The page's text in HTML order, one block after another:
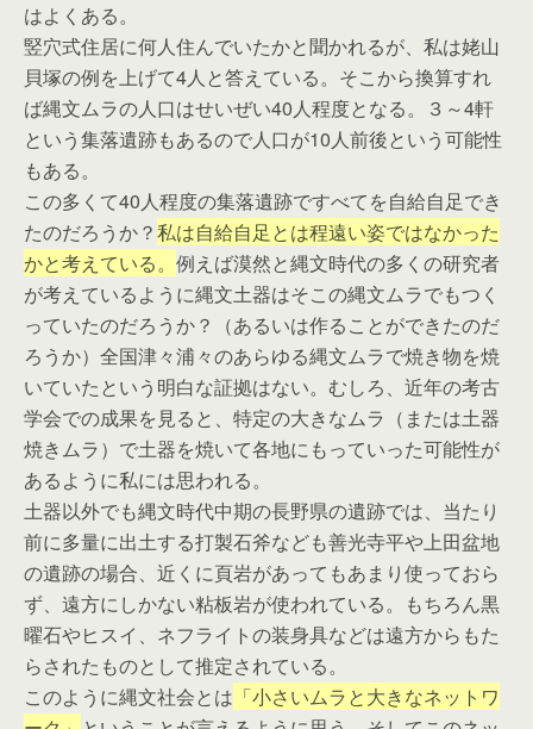
はよくある。
竪穴式住居に何人住んでいたかと聞かれるが、私は姥山
貝塚の例を上げて4人と答えている。そこから換算すれ
ば縄文ムラの人口はせいぜい40人程度となる。３～4軒
という集落遺跡もあるので人口が10人前後という可能性
もある。
この多くて40人程度の集落遺跡ですべてを自給自足でき
たのだろうか？私は自給自足とは程遠い姿ではなかった
かと考えている。 例えば漠然と縄文時代の多くの研究者
が考えているように縄文土器はそこの縄文ムラでもつく
っていたのだろうか？（あるいは作ることができたのだ
ろうか）全国津々浦々のあらゆる縄文ムラで焼き物を焼
いていたという明白な証拠はない。むしろ、近年の考古
学会での成果を見ると、特定の大きなムラ（または土器
焼きムラ）で土器を焼いて各地にもっていった可能性が
あるように私には思われる。
土器以外でも縄文時代中期の長野県の遺跡では、当たり
前に多量に出土する打製石斧なども善光寺平や上田盆地
の遺跡の場合、近くに頁岩があってもあまり使っておら
ず、遠方にしかない粘板岩が使われている。もちろん黒
曜石やヒスイ、ネフライトの装身具などは遠方からもた
らされたものとして推定されている。
このように縄文社会とは 「小さいムラと大きなネットワ